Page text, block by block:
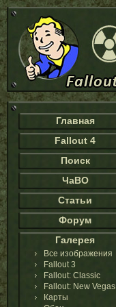
Главная
Fallout 4
Поиск
ЧаВО
Статьи
Форум
Галерея
Все изображения
Fallout 3
Fallout: Classic
Fallout: New Vegas
Карты